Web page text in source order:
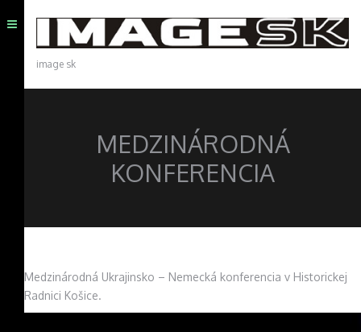
image sk
MEDZINÁRODNÁ
KONFERENCIA
Medzinárodná Ukrajinsko – Nemecká konferencia v Historickej
Radnici Košice.